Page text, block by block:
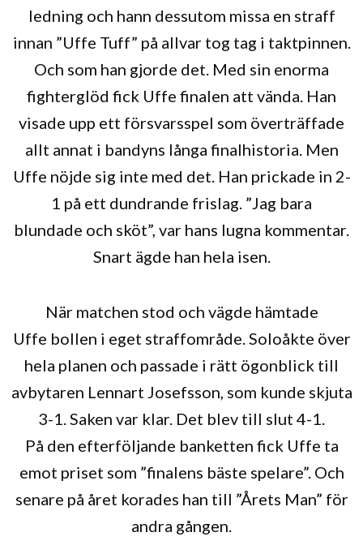
ledning och hann dessutom missa en straff
innan ”Uffe Tuff” på allvar tog tag i taktpinnen.
Och som han gjorde det. Med sin enorma
fighterglöd fick Uffe finalen att vända. Han
visade upp ett försvarsspel som överträffade
allt annat i bandyns långa finalhistoria. Men
Uffe nöjde sig inte med det. Han prickade in 2-
1 på ett dundrande frislag. ”Jag bara
blundade och sköt”, var hans lugna kommentar.
Snart ägde han hela isen.
När matchen stod och vägde hämtade
Uffe bollen i eget straffområde. Soloåkte över
hela planen och passade i rätt ögonblick till
avbytaren Lennart Josefsson, som kunde skjuta
3-1. Saken var klar. Det blev till slut 4-1.
På den efterföljande banketten fick Uffe ta
emot priset som ”finalens bäste spelare”. Och
senare på året korades han till ”Årets Man” för
andra gången.